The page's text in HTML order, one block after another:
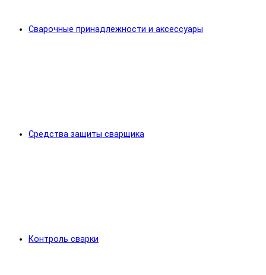
Сварочные принадлежности и аксессуары
Средства защиты сварщика
Контроль сварки